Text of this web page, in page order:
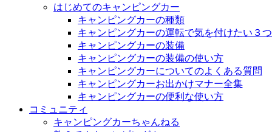
はじめてのキャンピングカー
キャンピングカーの種類
キャンピングカーの運転で気を付けたい３
キャンピングカーの装備
キャンピングカーの装備の使い方
キャンピングカーについてのよくある質問
キャンピングカーお出かけマナー全集
キャンピングカーの便利な使い方
コミュニティ
キャンピングカーちゃんねる